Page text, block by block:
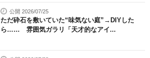
公開 2026/07/25
ただ砕石を敷いていた“味気ない庭”→DIYした
ら…… 雰囲気ガラリ「天才的なアイ...